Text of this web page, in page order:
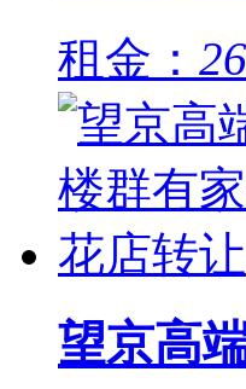
租金：
望京高